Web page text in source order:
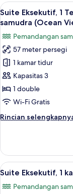
Tempat
Tidur
pemandangan
samudra
(Ocean
View)
Lihat
semua
untuk
Suite
Eksekutif,
1
Tempat
Tidur
pemandangan
View)
9
Suite Eksekutif, 1
samudra (Ocean
Pemandangan
57 meter persegi
1 kamar tidur
Kapasitas 3
1 double
Wi-Fi Gratis
Rincian
Rincian
Suite
Eksekutif,
1
Tidur
Lihat
semua
foto
7
Suite Eksekutif, 1
Pemandangan